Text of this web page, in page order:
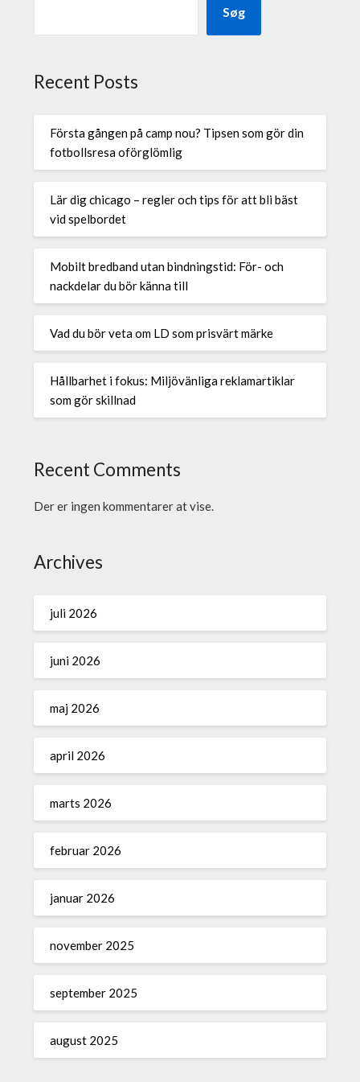
Søg
Recent Posts
Första gången på camp nou? Tipsen som gör din
fotbollsresa oförglömlig
Lär dig chicago – regler och tips för att bli bäst
vid spelbordet
Mobilt bredband utan bindningstid: För- och
nackdelar du bör känna till
Vad du bör veta om LD som prisvärt märke
Hållbarhet i fokus: Miljövänliga reklamartiklar
som gör skillnad
Recent Comments
Der er ingen kommentarer at vise.
Archives
juli 2026
juni 2026
maj 2026
april 2026
marts 2026
februar 2026
januar 2026
november 2025
september 2025
august 2025